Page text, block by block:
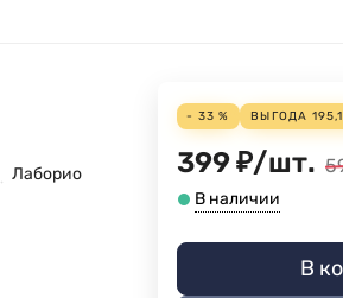
Лаборио
- 33 % ВЫГОДА
399₽/шт.
В наличии
В